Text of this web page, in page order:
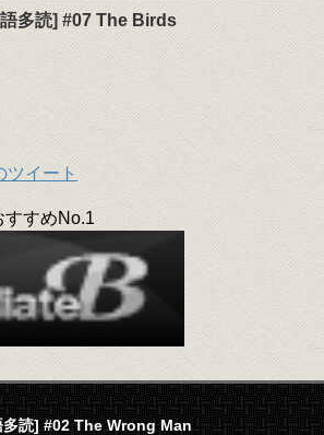
多読] #07 The Birds
ツイート
すすめNo.1
多読] #02 The Wrong Man